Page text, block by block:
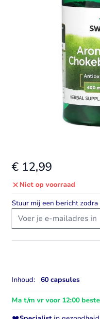
€ 12,99
Niet op voorraad
Stuur mij een bericht
Inhoud: 60 capsules
Ma t/m vr voor 12:00